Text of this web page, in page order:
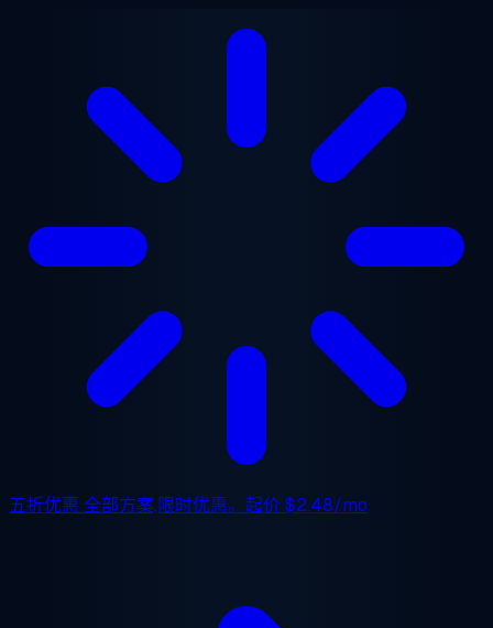
五折优惠 全部方案,限时优惠。起价$2.48/mo